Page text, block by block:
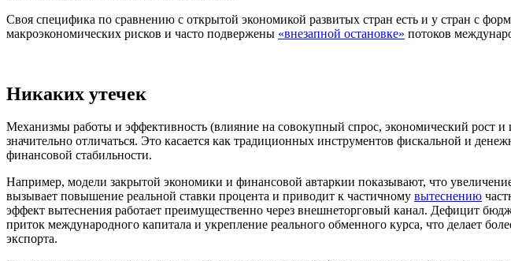
Своя специфика по сравнению с открытой экономикой развитых стран есть и у стран с
макроэкономических рисков и часто подвержены «внезапной остановке» потоков
Никаких утечек
Механизмы работы и эффективность (влияние на совокупный спрос, экономический рост
значительно отличаться. Это касается как традиционных инструментов фискальной и
финансовой стабильности.
Например, модели закрытой экономики и финансовой автаркии показывают, что
вызывает повышение реальной ставки процента и приводит к частичному вытеснению
эффект вытеснения работает преимущественно через внешнеторговый канал. Дефицит
приток международного капитала и укрепление реального обменного курса, что делает
экспорта.